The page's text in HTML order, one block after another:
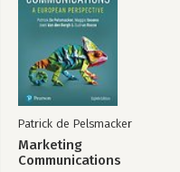
Patrick de Pelsmacker
Marketing
Communications